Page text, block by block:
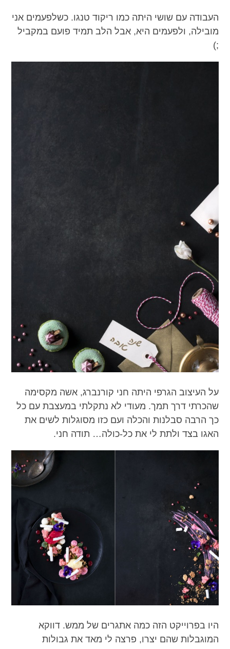
העבודה עם שושי היתה כמו ריקוד טנגו. כשלפעמים אני
מובילה, ולפעמים היא, אבל הלב תמיד פועם במקביל
;)
על העיצוב הגרפי היתה חני קורנברג, אשה מקסימה
שהכרתי דרך תמך. מעודי לא נתקלתי במעצבת עם כל
כך הרבה סבלנות והכלה ועם כזו מסוגלות לשים את
האגו בצד ולתת לי את כל-כולה… תודה חני.
היו בפרוייקט הזה כמה אתגרים של ממש. דווקא
המוגבלות שהם יצרו, פרצה לי מאד את גבולות